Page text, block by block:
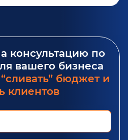
консультацию по
вашего бизнеса
бюджет и
клиентов